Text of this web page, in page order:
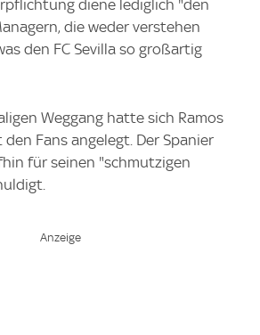
diene lediglich "den
die weder verstehen
den FC Sevilla so großartig
Weggang hatte sich Ramos
Fans angelegt. Der Spanier
für seinen "schmutzigen